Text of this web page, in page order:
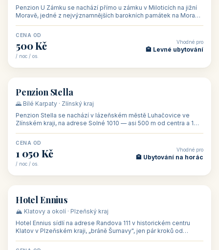
Penzion U Zámku se nachází přímo u zámku v Miloticích na jižní
Moravě, jedné z nejvýznamnějších barokních památek na Moravě,
CENA OD
500 Kč
/ noc / os.
Vhodné pro
🏨 Levné ubytování
🏡 penzion
Penzion Stella
🌄 Bílé Karpaty · Zlínský kraj
Penzion Stella se nachází v lázeňském městě Luhačovice ve
Zlínském kraji, na adrese Solné 1010 — asi 500 m od centra a 1
CENA OD
1 050 Kč
/ noc / os.
Vhodné pro
🏨 Ubytování na horác
🏨 hotel
Hotel Ennius
🏔️ Klatovy a okolí · Plzeňský kraj
Hotel Ennius sídlí na adrese Randova 111 v historickém centru
Klatov v Plzeňském kraji, „bráně Šumavy", jen pár kroků od